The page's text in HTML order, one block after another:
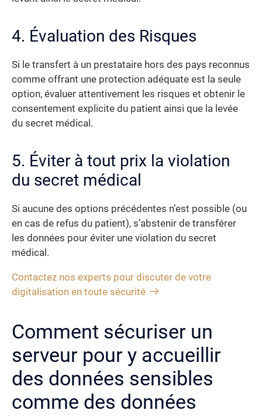
4. Évaluation des Risques
Si le transfert à un prestataire hors des pays reconnus
comme offrant une protection adéquate est la seule
option, évaluer attentivement les risques et obtenir le
consentement explicite du patient ainsi que la levée
du secret médical.
5. Éviter à tout prix la violation
du secret médical
Si aucune des options précédentes n’est possible (ou
en cas de refus du patient), s’abstenir de transférer
les données pour éviter une violation du secret
médical.
Contactez nos experts pour discuter de votre
digitalisation en toute sécurité
Comment sécuriser un
serveur pour y accueillir
des données sensibles
comme des données